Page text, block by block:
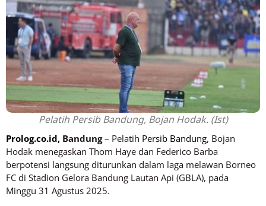
Pelatih Persib Bandung, Bojan Hodak. (Ist)
Prolog.co.id, Bandung– Pelatih Persib Bandung, Bojan
Hodak menegaskan Thom Haye dan Federico Barba
berpotensi langsung diturunkan dalam laga melawan Borneo
FC di Stadion Gelora Bandung Lautan Api (GBLA), pada
Minggu 31 Agustus 2025.